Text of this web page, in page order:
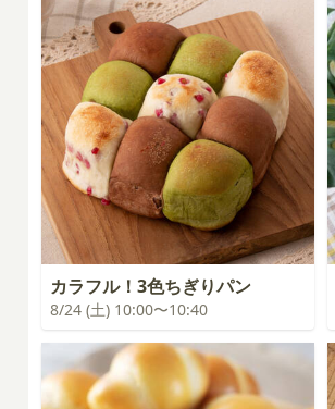
カラフル！3色ちぎりパン
8/24 (土) 10:00〜10:40